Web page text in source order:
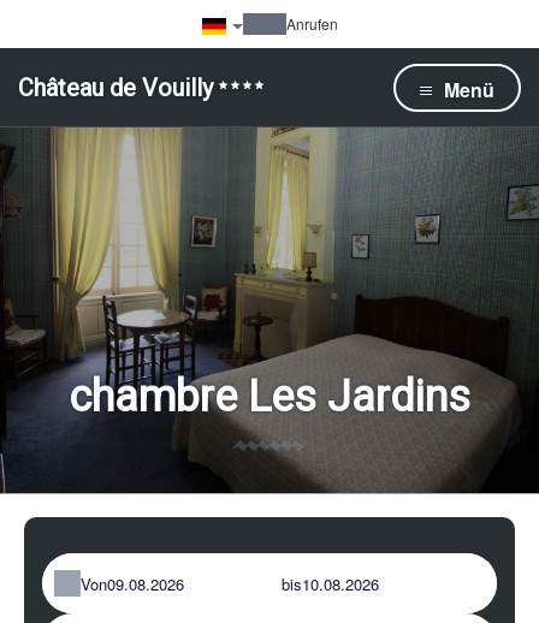
Anrufen
Château de Vouilly Menü
chambre Les Jardins
Von bis